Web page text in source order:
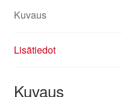
Kuvaus
Lisätiedot
Kuvaus